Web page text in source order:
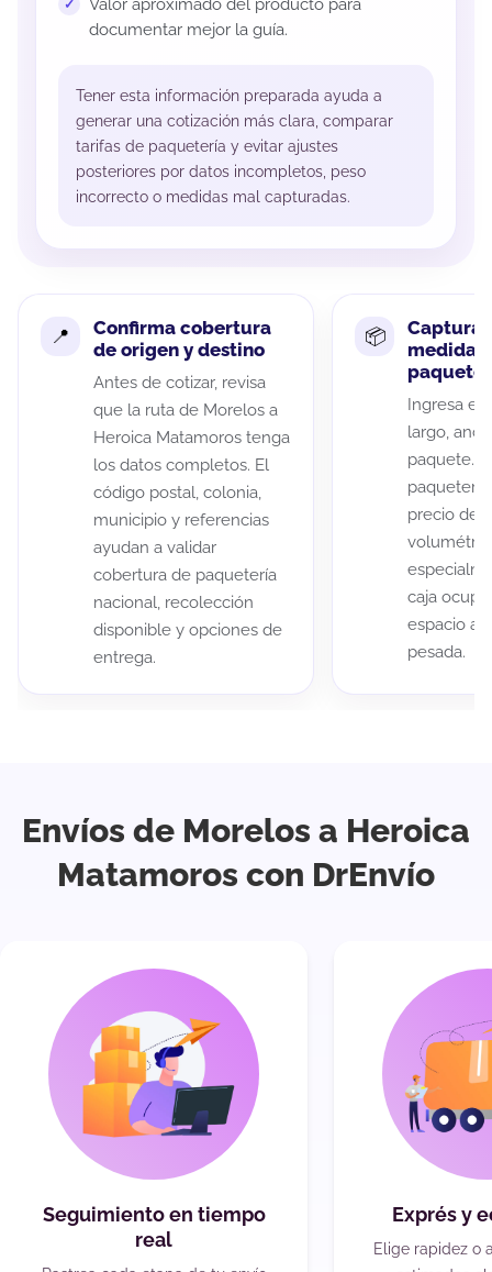
Valor aproximado del producto para
documentar mejor la guía.
Tener esta información preparada ayuda a
generar una cotización más clara, comparar
tarifas de paquetería y evitar ajustes
posteriores por datos incompletos, peso
incorrecto o medidas mal capturadas.
Confirma cobertura
de origen y destino
Antes de cotizar, revisa
que la ruta de Morelos a
Heroica Matamoros tenga
los datos completos. El
código postal, colonia,
municipio y referencias
ayudan a validar
cobertura de paquetería
nacional, recolección
disponible y opciones de
entrega.
Captura
medidas
paquete
Ingresa el
largo,
paquete.
precio de
caja
espacio
pesada.
Envíos de Morelos a Heroica
Matamoros con DrEnvío
Seguimiento en tiempo
real
Exprés y
Elige rapidez o